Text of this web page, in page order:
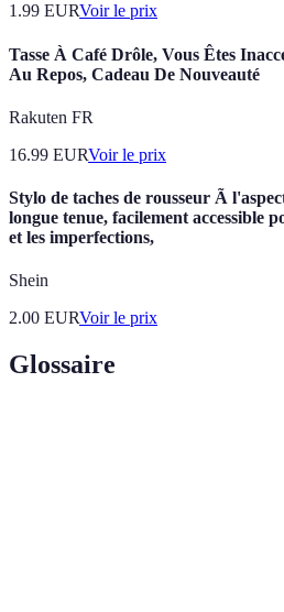
1.99 EURVoir le prix
Tasse À Café Drôle, Vous Êtes
Au Repos, Cadeau De Nouveauté
Rakuten FR
16.99 EURVoir le prix
Stylo de taches de rousseur Ã
longue tenue, facilement accessible
et les imperfections,
Shein
2.00 EURVoir le prix
Glossaire